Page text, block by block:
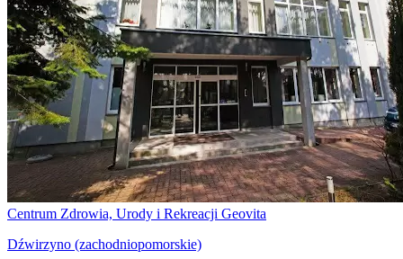
Centrum Zdrowia, Urody i Rekreacji Geovita
Dźwirzyno (zachodniopomorskie)